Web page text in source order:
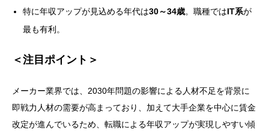
特に年収アップが見込める年代は30～34歳。職種ではIT系が
最も有利。
＜注目ポイント＞
メーカー業界では、2030年問題の影響による人材不足を背景に
即戦力人材の需要が高まっており、加えて大手企業を中心に賃金
改定が進んでいるため、転職による年収アップが実現しやすい傾